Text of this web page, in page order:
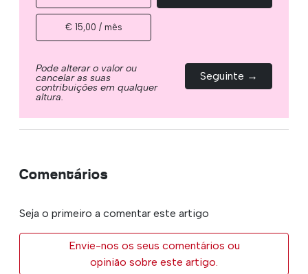
€ 15,00 / mês
Pode alterar o valor ou
cancelar as suas
contribuições em qualquer
altura.
Seguinte →
Comentários
Seja o primeiro a comentar este artigo
Envie-nos os seus comentários ou
opinião sobre este artigo.